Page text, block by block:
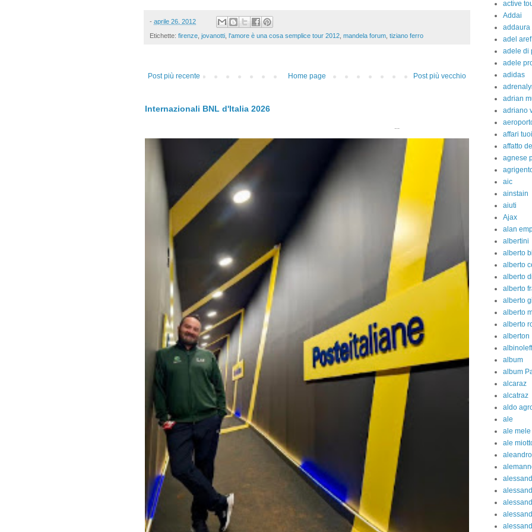
- aprile 26, 2012
Etichette: firenze jovanotti l'amore è una cosa semplice tour 2012 mandela forum tiziano ferro
Post più recente Post più vecchio
Home page
Internazionali BNL d'Italia 2026
...
active
Addai
addaura
adel aref
adele di
adele
adidas
adrian
adriano
affari tuoi
affatto
agnese
aic
ainstain
aiuti
Ajax
alan
albertini
alberto
alberto
alberto
alberto
alberto
alberto
alberto
alberton
album
album
alcaraz
alcatraz
aldo
ale
ale mele
ale